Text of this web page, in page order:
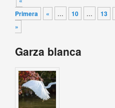
Primera
« ... 10 ... 13
»
Garza blanca